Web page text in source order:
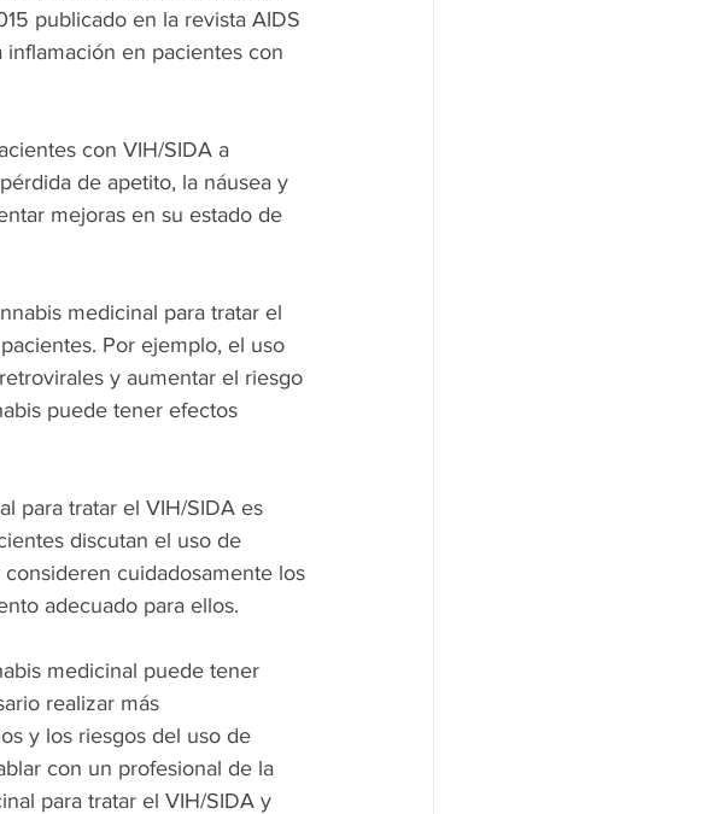
publicado en la revista AIDS
en pacientes con
con VIH/SIDA a
de apetito, la náusea y
mejoras en su estado de
medicinal para tratar el
Por ejemplo, el uso
y aumentar el riesgo
puede tener efectos
para tratar el VIH/SIDA es
discutan el uso de
cuidadosamente los
adecuado para ellos.
medicinal puede tener
realizar más
y los riesgos del uso de
con un profesional de la
para tratar el VIH/SIDA y